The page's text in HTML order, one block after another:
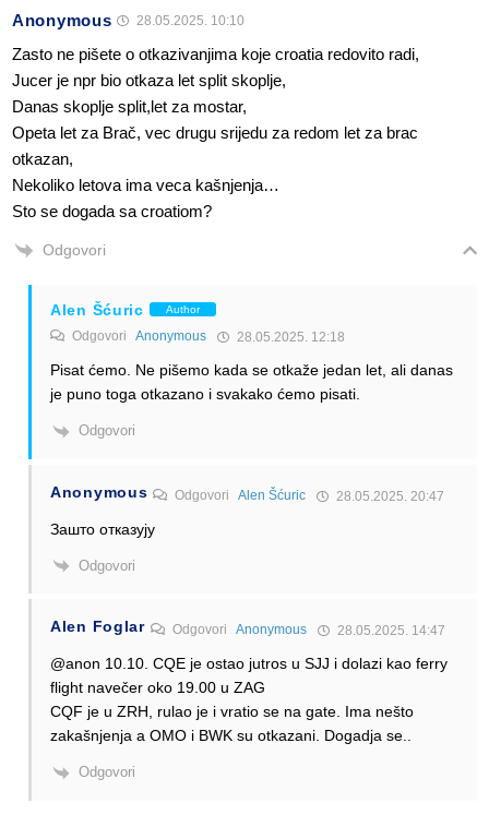
Anonymous 28.05.2025. 10:10
Zasto ne pišete o otkazivanjima koje croatia redovito radi,
Jucer je npr bio otkaza let split skoplje,
Danas skoplje split,let za mostar,
Opeta let za Brač, vec drugu srijedu za redom let za brac
otkazan,
Nekoliko letova ima veca kašnjenja…
Sto se dogada sa croatiom?
Odgovori
Alen Šćuric Author
Odgovori Anonymous 28.05.2025. 12:18
Pisat ćemo. Ne pišemo kada se otkaže jedan let, ali danas
je puno toga otkazano i svakako ćemo pisati.
Odgovori
Anonymous OdgovoriAlen Šćuric 28.05.2025. 20:47
Зашто отказују
Odgovori
Alen Foglar Odgovori Anonymous 28.05.2025. 14:47
@anon 10.10. CQE je ostao jutros u SJJ i dolazi kao ferry
flight navečer oko 19.00 u ZAG
CQF je u ZRH, rulao je i vratio se na gate. Ima nešto
zakašnjenja a OMO i BWK su otkazani. Dogadja se..
Odgovori